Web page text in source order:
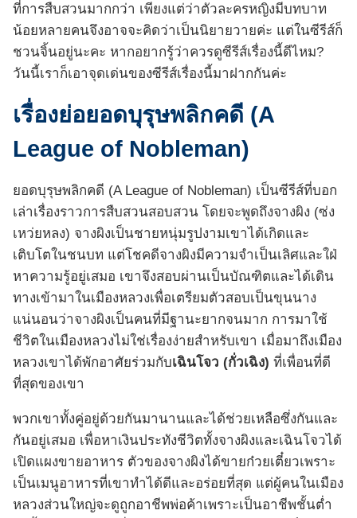
ที่การสืบสวนมากกว่า เพียงแต่ว่าตัวละครหญิงมีบทบาท
น้อยหลายคนจึงอาจจะคิดว่าเป็นนิยายวายค่ะ แต่ในซีรีส์ก็
ชวนจิ้นอยู่นะคะ หากอยากรู้ว่าควรดูซีรีส์เรื่องนี้ดีไหม?
วันนี้เราก็เอาจุดเด่นของซีรีส์เรื่องนี้มาฝากกันค่ะ
เรื่องย่อยอดบุรุษพลิกคดี (A
League of Nobleman)
ยอดบุรุษพลิกคดี (A League of Nobleman) เป็นซีรีส์ที่บอก
เล่าเรื่องราวการสืบสวนสอบสวน โดยจะพูดถึงจางผิง (ซ่ง
เหว่ยหลง) จางผิงเป็นชายหนุ่มรูปงามเขาได้เกิดและ
เติบโตในชนบท แต่โชคดีจางผิงมีความจำเป็นเลิศและใฝ่
หาความรู้อยู่เสมอ เขาจึงสอบผ่านเป็นบัณฑิตและได้เดิน
ทางเข้ามาในเมืองหลวงเพื่อเตรียมตัวสอบเป็นขุนนาง
แน่นอนว่าจางผิงเป็นคนที่มีฐานะยากจนมาก การมาใช้
ชีวิตในเมืองหลวงไม่ใช่เรื่องง่ายสำหรับเขา เมื่อมาถึงเมือง
หลวงเขาได้พักอาศัยร่วมกับเฉินโจว (กั่วเฉิง) ที่เพื่อนที่ดี
ที่สุดของเขา
พวกเขาทั้งคู่อยู่ด้วยกันมานานและได้ช่วยเหลือซึ่งกันและ
กันอยู่เสมอ เพื่อหาเงินประทังชีวิตทั้งจางผิงและเฉินโจวได้
เปิดแผงขายอาหาร ตัวของจางผิงได้ขายก๋วยเตี๋ยวเพราะ
เป็นเมนูอาหารที่เขาทำได้ดีและอร่อยที่สุด แต่ผู้คนในเมือง
หลวงส่วนใหญ่จะดูถูกอาชีพพ่อค้าเพราะเป็นอาชีพชั้นต่ำ